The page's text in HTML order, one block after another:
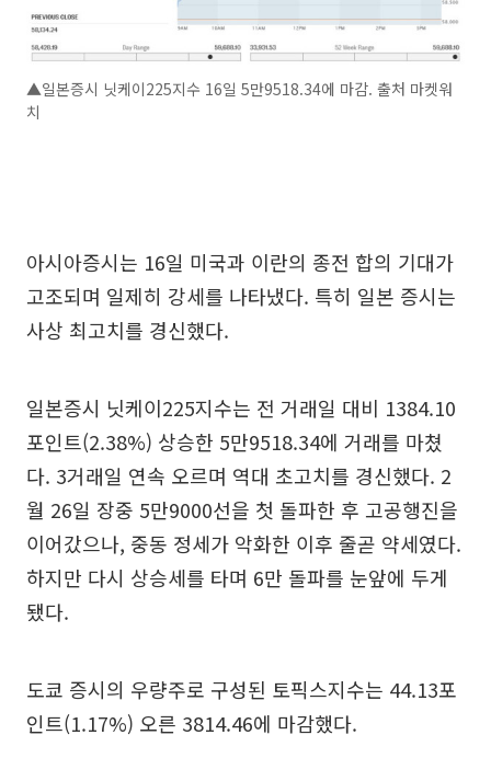
▲일본증시 닛케이225지수 16일 5만9518.34에 마감. 출처 마켓워
치
아시아증시는 16일 미국과 이란의 종전 합의 기대가
고조되며 일제히 강세를 나타냈다. 특히 일본 증시는
사상 최고치를 경신했다.
일본증시 닛케이225지수는 전 거래일 대비 1384.10
포인트(2.38%) 상승한 5만9518.34에 거래를 마쳤
다. 3거래일 연속 오르며 역대 초고치를 경신했다. 2
월 26일 장중 5만9000선을 첫 돌파한 후 고공행진을
이어갔으나, 중동 정세가 악화한 이후 줄곧 약세였다.
하지만 다시 상승세를 타며 6만 돌파를 눈앞에 두게
됐다.
도쿄 증시의 우량주로 구성된 토픽스지수는 44.13포
인트(1.17%) 오른 3814.46에 마감했다.